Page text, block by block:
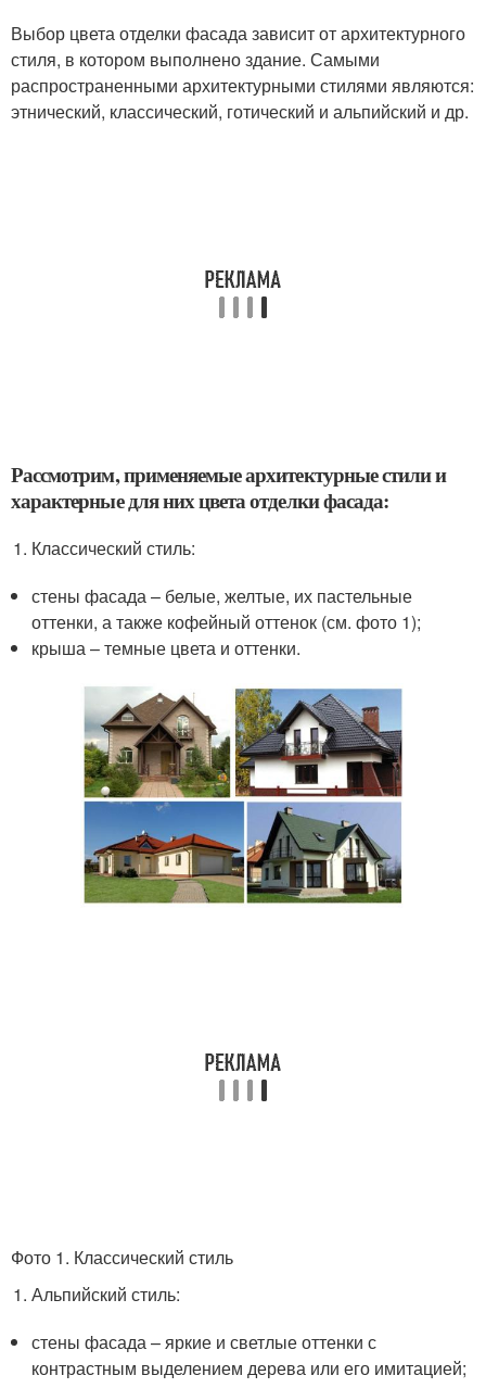
Выбор цвета отделки фасада зависит от архитектурного
стиля, в котором выполнено здание. Самыми
распространенными архитектурными стилями являются:
этнический, классический, готический и альпийский и др.
Рассмотрим, применяемые архитектурные стили и
характерные для них цвета отделки фасада:
Классический стиль:
стены фасада – белые, желтые, их пастельные
оттенки, а также кофейный оттенок (см. фото 1);
крыша – темные цвета и оттенки.
Фото 1. Классический стиль
Альпийский стиль:
стены фасада – яркие и светлые оттенки с
контрастным выделением дерева или его имитацией;